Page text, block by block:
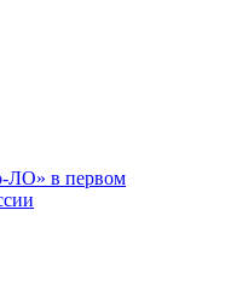
ЛО» в первом